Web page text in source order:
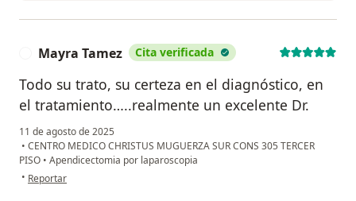
Mayra Tamez Cita verificada
Todo su trato, su certeza en el diagnóstico, en
el tratamiento…..realmente un excelente Dr.
11 de agosto de 2025
• CENTRO MEDICO CHRISTUS MUGUERZA SUR CONS 305 TERCER
PISO • Apendicectomia por laparoscopia
• en opinión del usuario Mayra Tamez
Reportar